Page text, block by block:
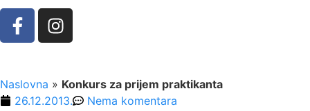
Naslovna » Konkurs za prijem praktikanta
26.12.2013.
Nema komentara